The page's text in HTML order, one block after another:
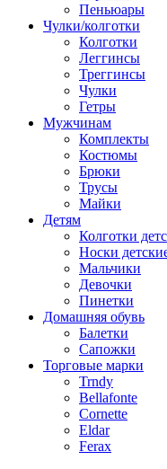
Пеньюары
Чулки/колготки
Колготки
Леггинсы
Треггинсы
Чулки
Гетры
Мужчинам
Комплекты
Костюмы
Брюки
Трусы
Майки
Детям
Колготки
Носки
Мальчики
Девочки
Пинетки
Домашняя обувь
Балетки
Сапожки
Торговые марки
Trndy
Bellafonte
Cornette
Eldar
Ferax